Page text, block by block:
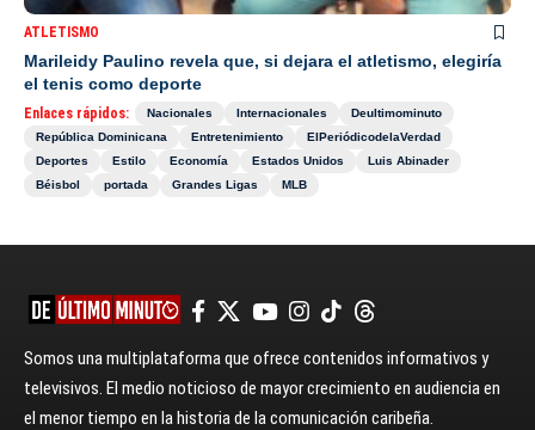
ATLETISMO
Marileidy Paulino revela que, si dejara el atletismo, elegiría
el tenis como deporte
Enlaces rápidos: Nacionales Internacionales
Deultimominuto
República Dominicana
Entretenimiento
ElPeriódicodelaVerdad
Deportes
Estilo Economía Estados Unidos
Luis Abinader
Béisbol
portada Grandes Ligas MLB
Somos una multiplataforma que ofrece contenidos informativos y
televisivos. El medio noticioso de mayor crecimiento en audiencia en
el menor tiempo en la historia de la comunicación caribeña.